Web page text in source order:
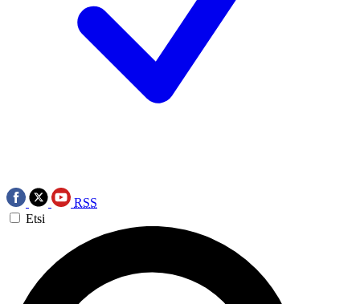
RSS
Etsi